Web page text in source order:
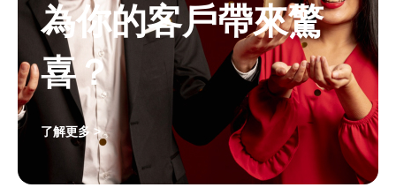
為你的客戶帶來驚
喜？
了解更多 >